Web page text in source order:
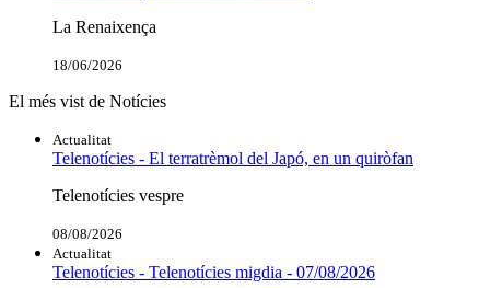
La Renaixença
18/06/2026
El més vist de Notícies
Actualitat
Telenotícies - El terratrèmol del Japó, en un quiròfan
Telenotícies vespre
08/08/2026
Actualitat
Telenotícies - Telenotícies migdia - 07/08/2026